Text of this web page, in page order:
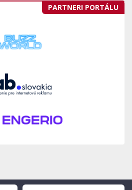
PARTNERI PORTÁLU